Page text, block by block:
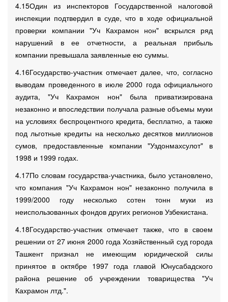
4.15Один из инспекторов Государственной налоговой
инспекции подтвердил в суде, что в ходе официальной
проверки компании "Уч Кахрамон нон" вскрылся ряд
нарушений в ее отчетности, а реальная прибыль
компании превышала заявленные ею суммы.
4.16Государство-участник отмечает далее, что, согласно
выводам проведенного в июле 2000 года официального
аудита, "Уч Кахрамон нон" была приватизирована
незаконно и впоследствии получала разные объемы муки
на условиях беспроцентного кредита, бесплатно, а также
под льготные кредиты на несколько десятков миллионов
сумов, предоставленные компании "Уздонмахсулот" в
1998 и 1999 годах.
4.17По словам государства-участника, было установлено,
что компания "Уч Кахрамон нон" незаконно получила в
1999/2000 году несколько сотен тонн муки из
неиспользованных фондов других регионов Узбекистана.
4.18Государство-участник отмечает также, что в своем
решении от 27 июня 2000 года Хозяйственный суд города
Ташкент признал не имеющим юридической силы
принятое в октябре 1997 года главой Юнусабадского
района решение об учреждении товарищества "Уч
Кахрамон лтд.".